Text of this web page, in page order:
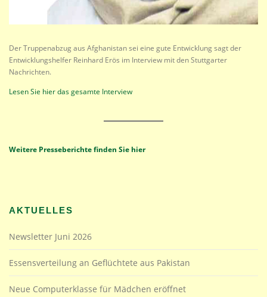
Der Truppenabzug aus Afghanistan sei eine gute Entwicklung sagt der
Entwicklungshelfer Reinhard Erös im Interview mit den Stuttgarter
Nachrichten.
Lesen Sie hier das gesamte Interview
Weitere Presseberichte finden Sie hier
AKTUELLES
Newsletter Juni 2026
Essensverteilung an Geflüchtete aus Pakistan
Neue Computerklasse für Mädchen eröffnet